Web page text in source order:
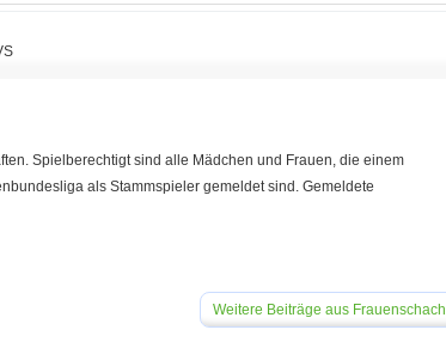
Spielberechtigt sind alle Mädchen und Frauen, die einem
als Stammspieler gemeldet sind. Gemeldete
Weitere Beiträge aus Frauenschach